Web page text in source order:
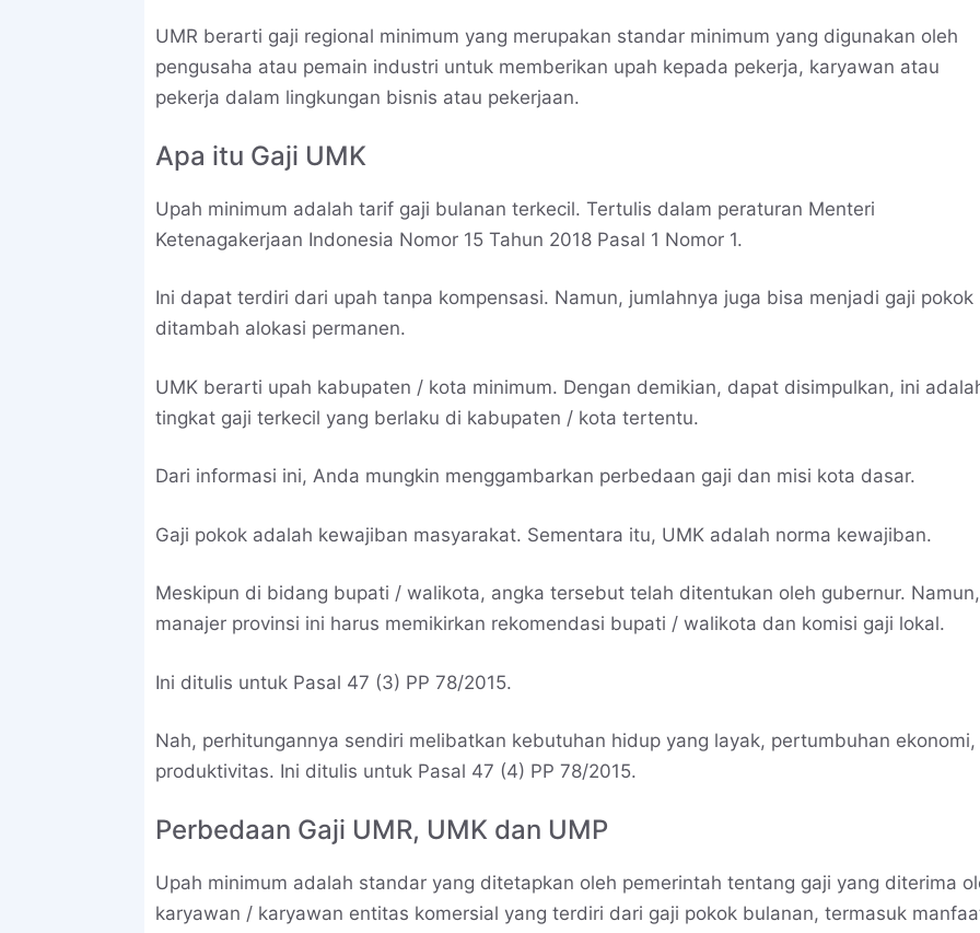
UMR berarti gaji regional minimum yang merupakan standar minimum yang digunakan oleh
pengusaha atau pemain industri untuk memberikan upah kepada pekerja, karyawan atau
pekerja dalam lingkungan bisnis atau pekerjaan.
Apa itu Gaji UMK
Upah minimum adalah tarif gaji bulanan terkecil. Tertulis dalam peraturan Menteri
Ketenagakerjaan Indonesia Nomor 15 Tahun 2018 Pasal 1 Nomor 1.
Ini dapat terdiri dari upah tanpa kompensasi. Namun, jumlahnya juga bisa menjadi gaji pokok
ditambah alokasi permanen.
UMK berarti upah kabupaten / kota minimum. Dengan demikian, dapat disimpulkan, ini
tingkat gaji terkecil yang berlaku di kabupaten / kota tertentu.
Dari informasi ini, Anda mungkin menggambarkan perbedaan gaji dan misi kota dasar.
Gaji pokok adalah kewajiban masyarakat. Sementara itu, UMK adalah norma kewajiban.
Meskipun di bidang bupati / walikota, angka tersebut telah ditentukan oleh gubernur. Namun,
manajer provinsi ini harus memikirkan rekomendasi bupati / walikota dan komisi gaji lokal.
Ini ditulis untuk Pasal 47 (3) PP 78/2015.
Nah, perhitungannya sendiri melibatkan kebutuhan hidup yang layak, pertumbuhan ekonomi,
produktivitas. Ini ditulis untuk Pasal 47 (4) PP 78/2015.
Perbedaan Gaji UMR, UMK dan UMP
Upah minimum adalah standar yang ditetapkan oleh pemerintah tentang gaji yang diterima
karyawan / karyawan entitas komersial yang terdiri dari gaji pokok bulanan, termasuk